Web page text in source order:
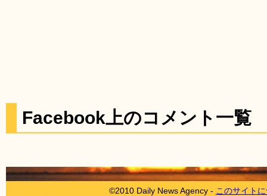
Facebook上のコメント一覧
©2010 Daily News Agency - このサイト